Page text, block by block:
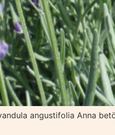
angustifolia Anna